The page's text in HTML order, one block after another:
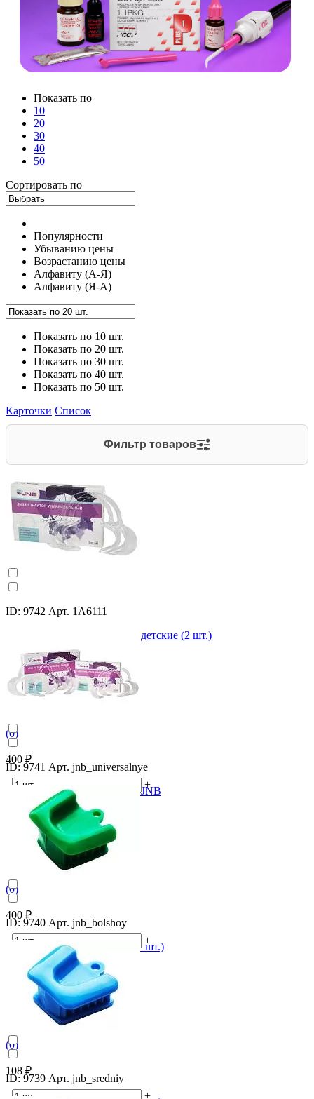
Показать по
10
20
30
40
50
Сортировать по
Популярности
Убыванию цены
Возрастанию цены
Алфавиту (А-Я)
Алфавиту (Я-А)
Показать по 10 шт.
Показать по 20 шт.
Показать по 30 шт.
Показать по 40 шт.
Показать по 50 шт.
Карточки Список
Фильтр товаров
ID: 9742 Арт. 1А6111
Ретракторы универсальные детские (2 шт.)
(0)
400 ₽
+
В корзину
ID: 9741 Арт. jnb_universalnye
Ретракторы универсальные JNB
(0)
400 ₽
+
В корзину
ID: 9740 Арт. jnb_bolshoy
Прикусной блок большой (1 шт.)
(0)
108 ₽
+
ID: 9739 Арт. jnb_sredniy